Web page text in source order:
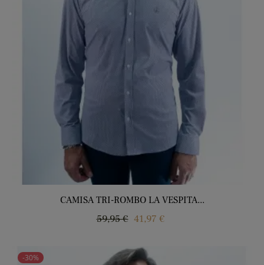
CAMISA TRI-ROMBO LA VESPITA...
Regular
59,95 € Price
41,97 €
-30%